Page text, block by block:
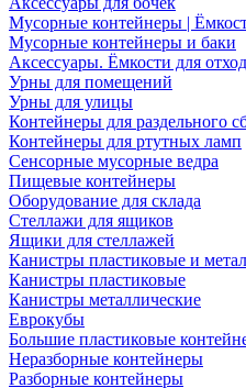
Мусорные контейнеры |
Мусорные контейнеры и баки
Аксессуары. Ёмкости для
Урны для помещений
Урны для улицы
Контейнеры для раздельного
Контейнеры для ртутных ламп
Сенсорные мусорные ведра
Пищевые контейнеры
Оборудование для склада
Стеллажи для ящиков
Ящики для стеллажей
Канистры пластиковые и
Канистры пластиковые
Канистры металлические
Еврокубы
Большие пластиковые
Неразборные контейнеры
Разборные контейнеры